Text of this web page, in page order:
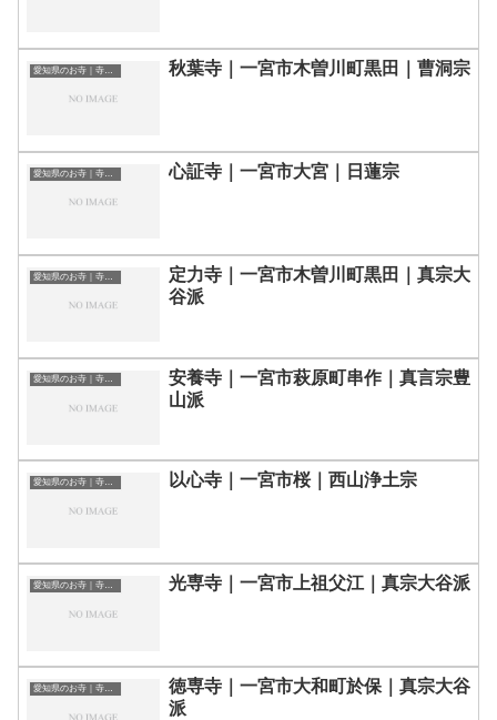
愛知県のお寺｜寺院一覧 秋葉寺｜一宮市木曽川町黒田｜曹洞宗
愛知県のお寺｜寺院一覧 心証寺｜一宮市大宮｜日蓮宗
愛知県のお寺｜寺院一覧
定力寺｜一宮市木曽川町黒田｜真宗大
谷派
愛知県のお寺｜寺院一覧
安養寺｜一宮市萩原町串作｜真言宗豊
山派
愛知県のお寺｜寺院一覧 以心寺｜一宮市桜｜西山浄土宗
愛知県のお寺｜寺院一覧 光専寺｜一宮市上祖父江｜真宗大谷派
愛知県のお寺｜寺院一覧
徳専寺｜一宮市大和町於保｜真宗大谷
派